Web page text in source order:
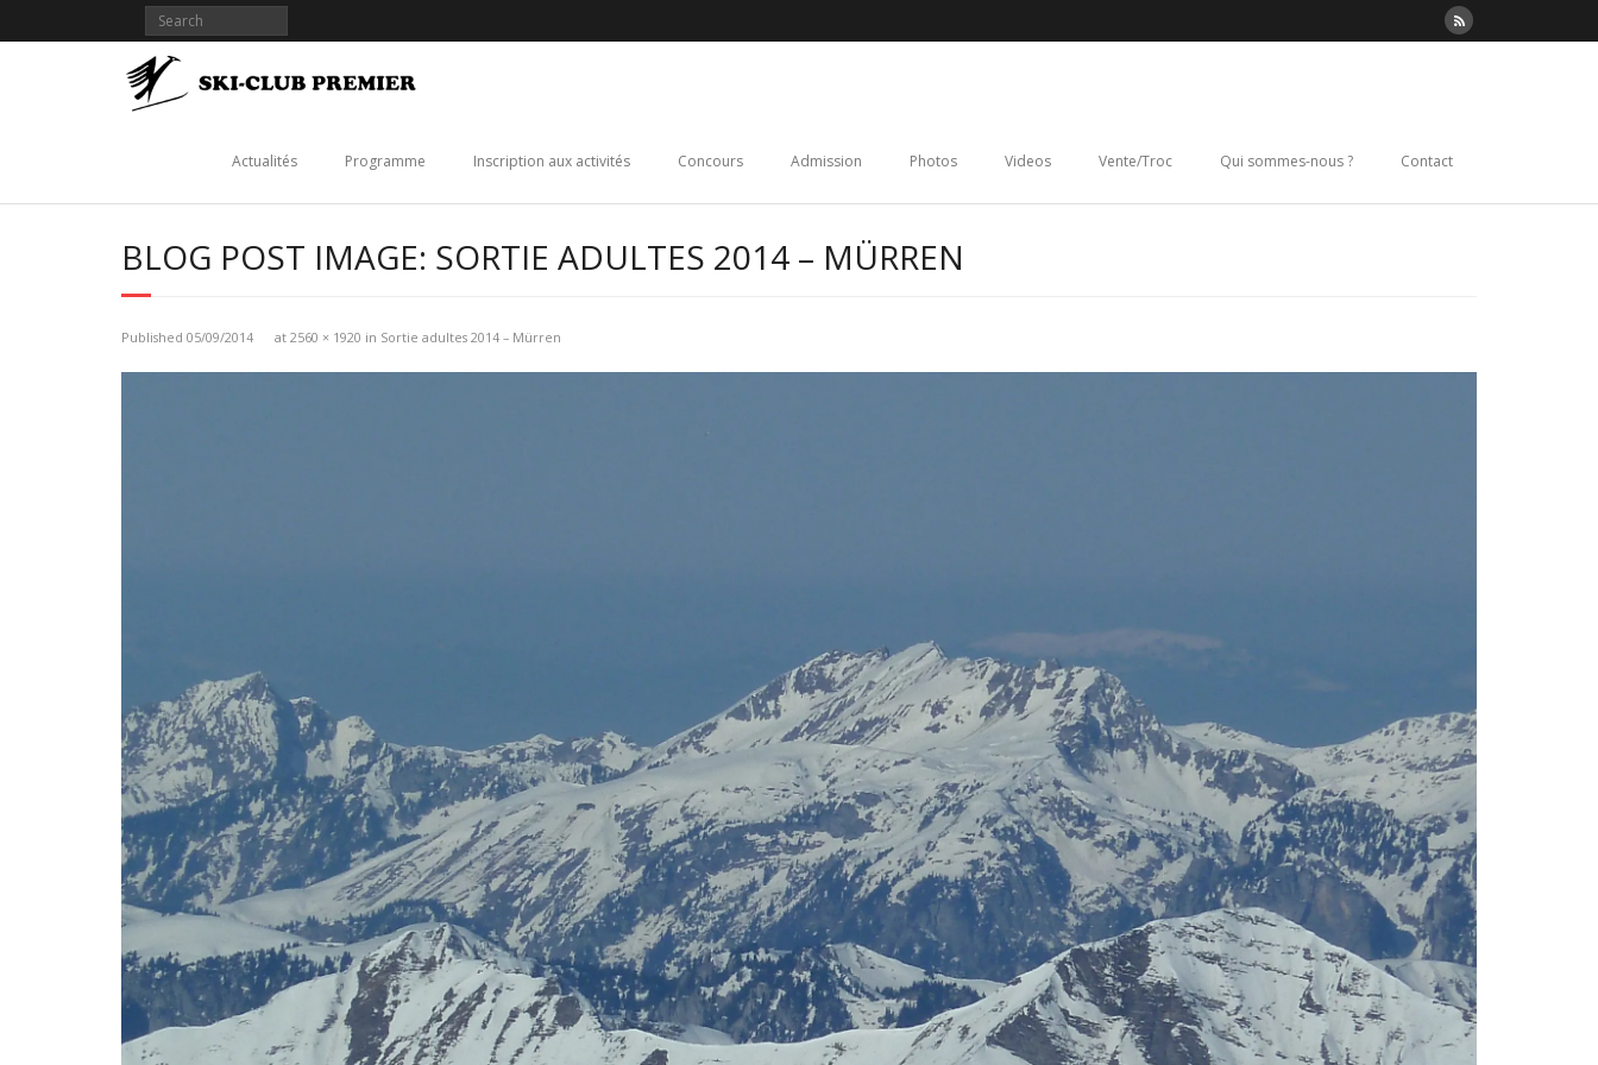
Actualités Programme Inscription aux activités Concours Admission Photos Videos Vente/Troc Qui sommes-nous ? Contact
BLOG POST IMAGE: SORTIE ADULTES 2014 – MÜRREN
Published 05/09/2014 at 2560 × 1920 in Sortie adultes 2014 – Mürren